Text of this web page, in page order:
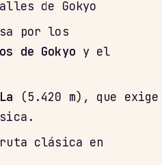
de Gokyo
por los
de Gokyo y el
(5.420 m), que exige
clásica en